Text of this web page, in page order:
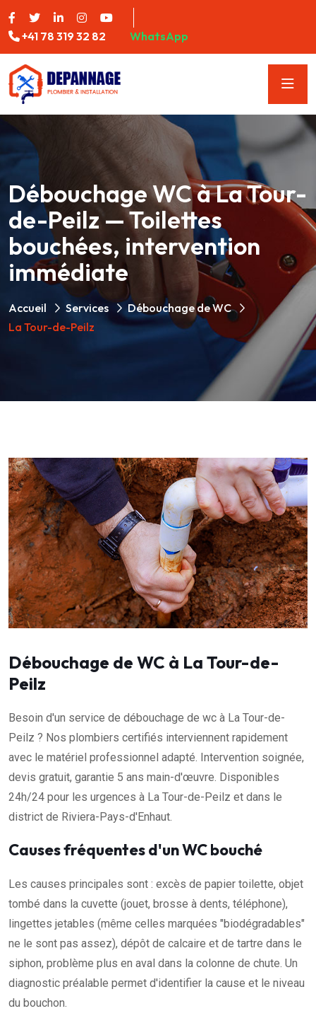
+41 78 319 32 82 WhatsApp
Débouchage WC à La Tour-
de-Peilz — Toilettes
bouchées, intervention
immédiate
Accueil Services
Débouchage de WC
La Tour-de-Peilz
Débouchage de WC à La Tour-de-
Peilz
Besoin d'un service de débouchage de wc à La Tour-de-
Peilz ? Nos plombiers certifiés interviennent rapidement
avec le matériel professionnel adapté. Intervention soignée,
devis gratuit, garantie 5 ans main-d'œuvre. Disponibles
24h/24 pour les urgences à La Tour-de-Peilz et dans le
district de Riviera-Pays-d'Enhaut.
Causes fréquentes d'un WC bouché
Les causes principales sont : excès de papier toilette, objet
tombé dans la cuvette (jouet, brosse à dents, téléphone),
lingettes jetables (même celles marquées "biodégradables"
ne le sont pas assez), dépôt de calcaire et de tartre dans le
siphon, problème plus en aval dans la colonne de chute. Un
diagnostic préalable permet d'identifier la cause et le niveau
du bouchon.